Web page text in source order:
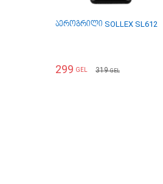
აეროგრილი SOLLEX SL612
299 GEL 319GEL